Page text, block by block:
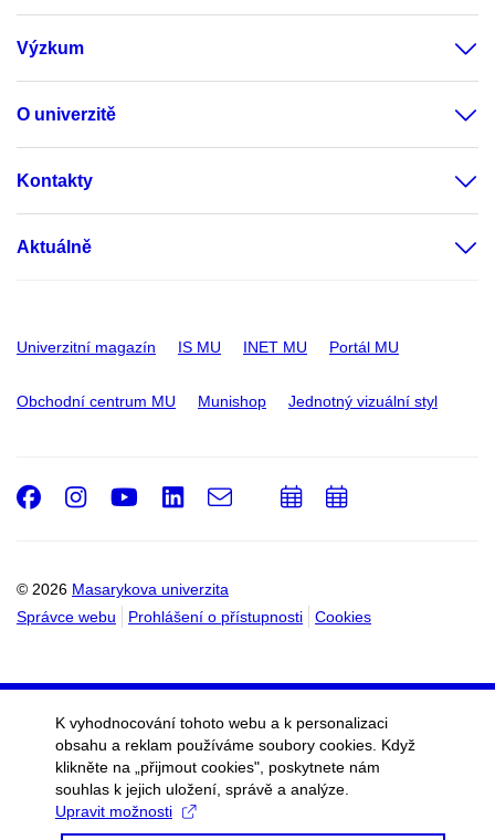
Výzkum
O univerzitě
Kontakty
Aktuálně
Univerzitní magazín IS MU INET MU Portál MU
Obchodní centrum MU Munishop Jednotný vizuální styl
© 2026 Masarykova univerzita
Správce webu
Prohlášení o přístupnosti Cookies
Facebook
Instagram
Youtube
LinkedIn
e-
PřidatPřidat
K vyhodnocování tohoto webu a k personalizaci
obsahu a reklam používáme soubory cookies. Když
klikněte na „přijmout cookies", poskytnete nám
souhlas k jejich uložení, správě a analýze.
Upravit možnosti